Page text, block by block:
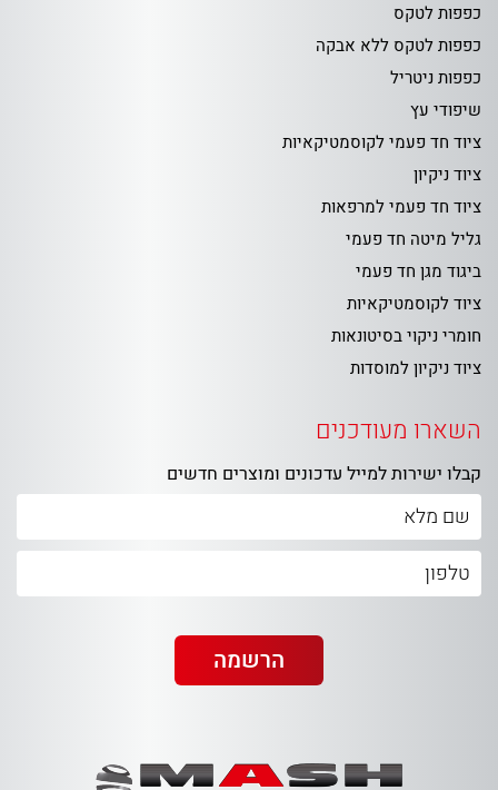
כפפות לטקס
כפפות לטקס ללא אבקה
כפפות ניטריל
שיפודי עץ
ציוד חד פעמי לקוסמטיקאיות
ציוד ניקיון
ציוד חד פעמי למרפאות
גליל מיטה חד פעמי
ביגוד מגן חד פעמי
ציוד לקוסמטיקאיות
חומרי ניקוי בסיטונאות
ציוד ניקיון למוסדות
השארו מעודכנים
קבלו ישירות למייל עדכונים ומוצרים חדשים